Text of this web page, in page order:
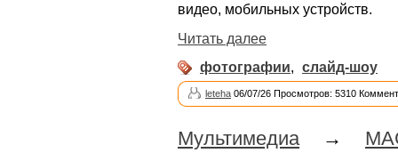
видео, мобильных устройств.
Читать далее
фотографии, слайд-шоу
leteha 06/07/26 Просмотров: 5310
Мультимедиа →